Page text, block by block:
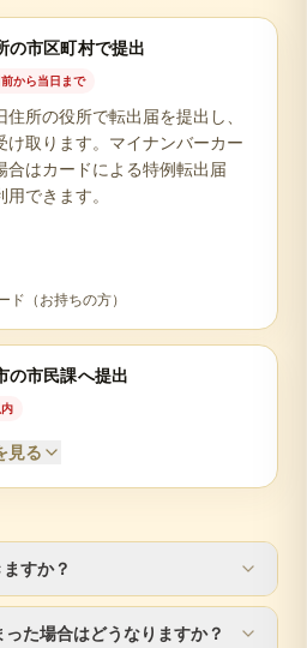
の市区町村で提出
から当日まで
所の役所で転出届を提出し、
け取ります。マイナンバーカー
合はカードによる特例転出届
用できます。
ド（お持ちの方）
の市民課へ提出
見る
所地で発行）
ドまたは通知カード
すか？
必要です。ただし、転出届は郵
た場合はどうなりますか？